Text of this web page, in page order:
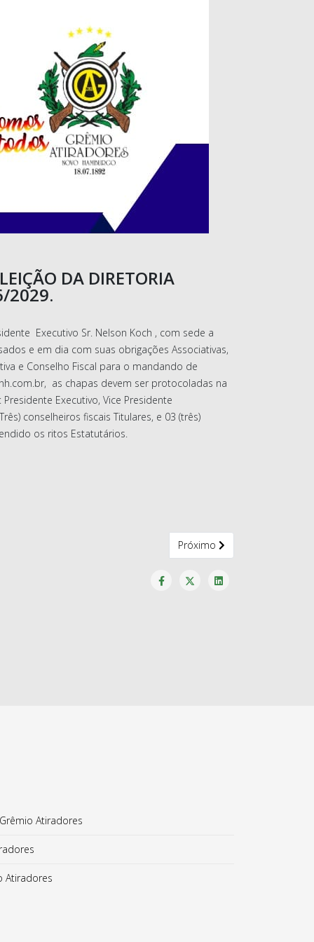
DA DIRETORIA
2029.
Executivo Sr. Nelson Koch , com sede a
e em dia com suas obrigações Associativas,
e Conselho Fiscal para o mandando de
as chapas devem ser protocoladas na
Executivo, Vice Presidente
conselheiros fiscais Titulares, e 03 (três)
os ritos Estatutários.
Próximo artigo: Assembleia
Próximo
Atiradores
Atiradores